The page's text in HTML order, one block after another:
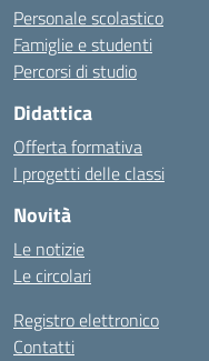
Personale scolastico
Famiglie e studenti
Percorsi di studio
Didattica
Offerta formativa
I progetti delle classi
Novità
Le notizie
Le circolari
Registro elettronico
Contatti